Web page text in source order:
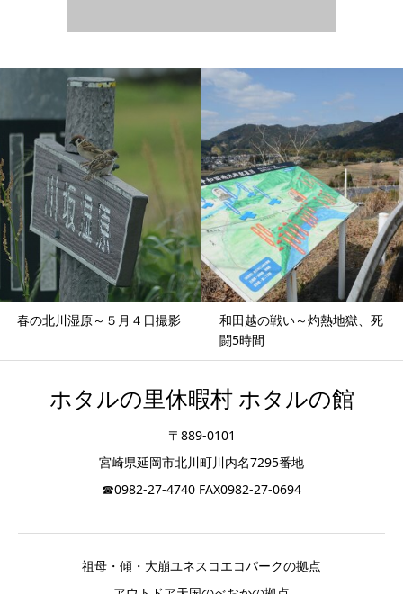
春の北川湿原～５月４日撮影
和田越の戦い～灼熱地獄、死
闘5時間
ホタルの里休暇村 ホタルの館
〒889-0101
宮崎県延岡市北川町川内名7295番地
☎0982-27-4740 FAX0982-27-0694
祖母・傾・大崩ユネスコエコパークの拠点